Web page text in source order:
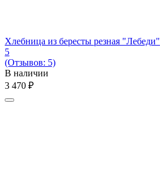
Хлебница из бересты резная "Лебеди"
5
(Отзывов: 5)
В наличии
3 470 ₽